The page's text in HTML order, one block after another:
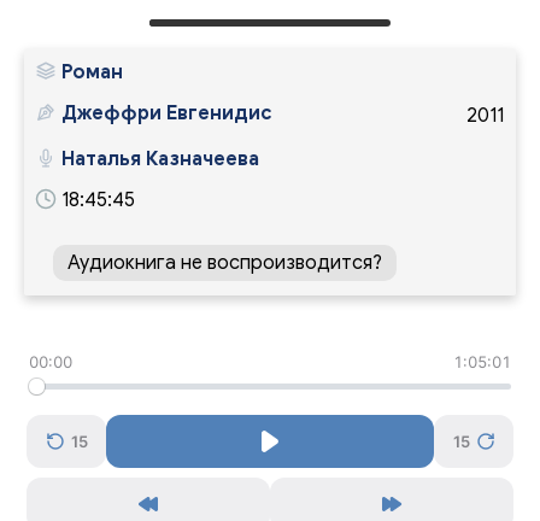
Роман
2011
Джеффри Евгенидис
Наталья Казначеева
18:45:45
Аудиокнига не воспроизводится?
00:00 1:05:01
15 15